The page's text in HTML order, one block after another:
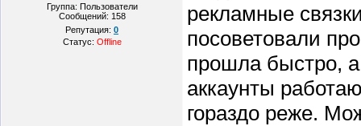
Группа: Пользователи
Сообщений: 158
Репутация: 0
Статус: Offline
рекламные
посоветовали
прошла быстро, а
аккаунты
гораздо реже.